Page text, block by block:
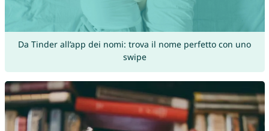
Da Tinder all’app dei nomi: trova il nome perfetto con uno
swipe